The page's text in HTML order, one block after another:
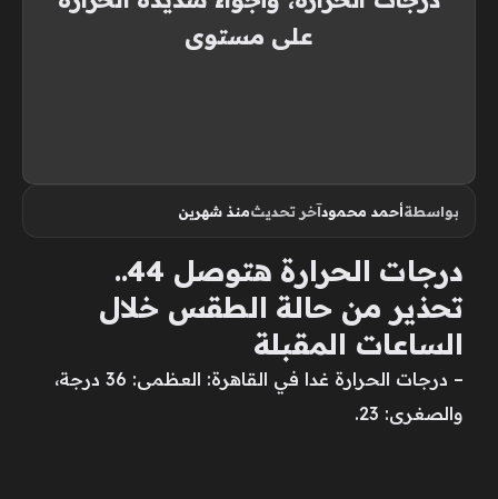
على مستوى
بواسطةأحمد محمودآخر تحديثمنذ شهرين
درجات الحرارة هتوصل 44..
تحذير من حالة الطقس خلال
الساعات المقبلة
– درجات الحرارة غدا في القاهرة: العظمى: 36 درجة،
والصغرى: 23.